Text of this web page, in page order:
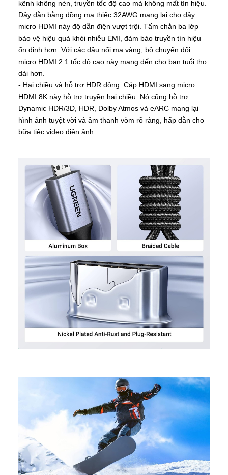
kênh không nén, truyền tốc độ cao mà không mất tín hiệu.
Dây dẫn bằng đồng mạ thiếc 32AWG mang lại cho dây
micro HDMI này độ dẫn điện vượt trội. Tấm chắn ba lớp
bảo vệ hiệu quả khỏi nhiễu EMI, đảm bảo truyền tín hiệu
ổn định hơn. Với các đầu nối mạ vàng, bộ chuyển đổi
micro HDMI 2.1 tốc độ cao này mang đến cho bạn tuổi thọ
dài hơn.
- Hai chiều và hỗ trợ HDR động: Cáp HDMI sang micro
HDMI 8K này hỗ trợ truyền hai chiều. Nó cũng hỗ trợ
Dynamic HDR/3D, HDR, Dolby Atmos và eARC mang lại
hình ảnh tuyệt vời và âm thanh vòm rõ ràng, hấp dẫn cho
bữa tiệc video điện ảnh.